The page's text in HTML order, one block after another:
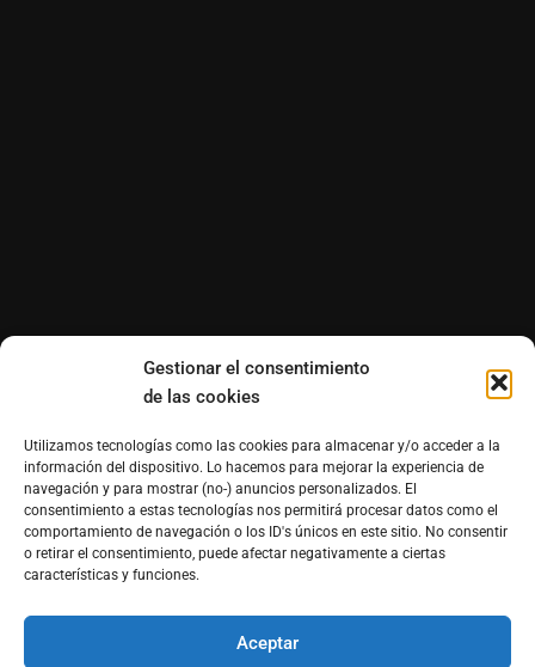
Gestionar el consentimiento
de las cookies
Utilizamos tecnologías como las cookies para almacenar y/o acceder a la
información del dispositivo. Lo hacemos para mejorar la experiencia de
navegación y para mostrar (no-) anuncios personalizados. El
consentimiento a estas tecnologías nos permitirá procesar datos como el
comportamiento de navegación o los ID's únicos en este sitio. No consentir
o retirar el consentimiento, puede afectar negativamente a ciertas
características y funciones.
Aceptar
®Derechos reservados de Morfosmedia Comunicaciones